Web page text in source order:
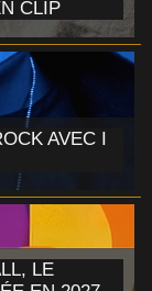
CLIP
AVEC I
LE